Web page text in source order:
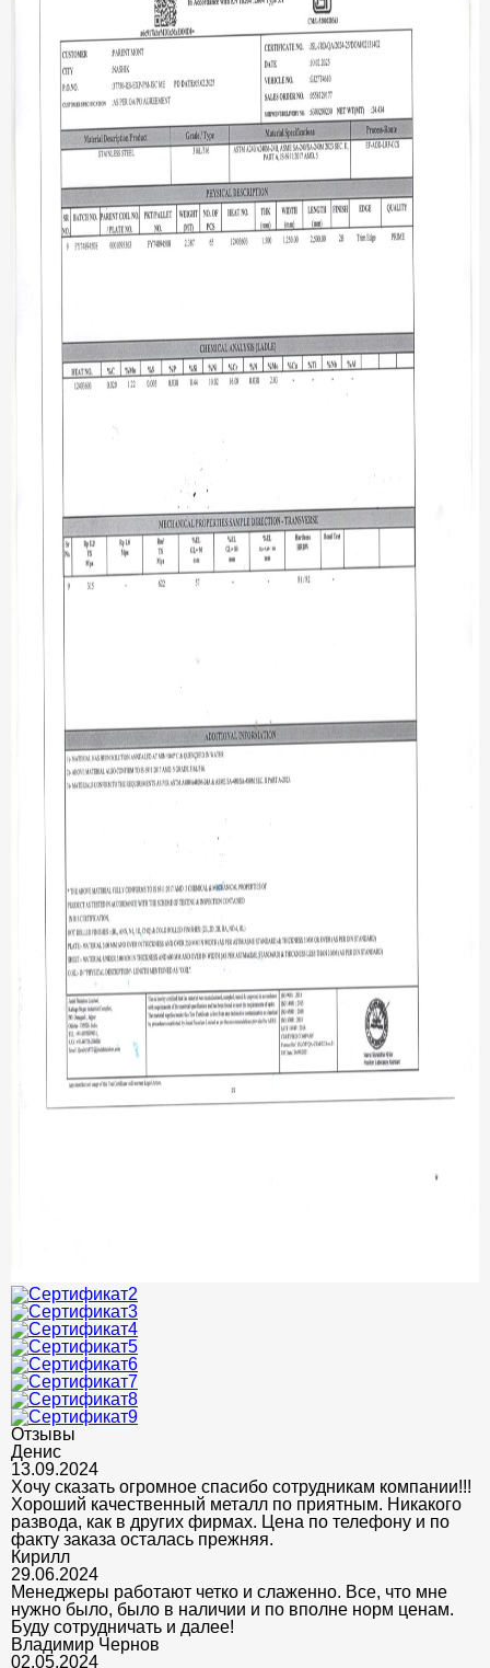
Отзывы
Денис
13.09.2024
Хочу сказать огромное спасибо сотрудникам компании!!!
Хороший качественный металл по приятным. Никакого
развода, как в других фирмах. Цена по телефону и по
факту заказа осталась прежняя.
Кирилл
29.06.2024
Менеджеры работают четко и слаженно. Все, что мне
нужно было, было в наличии и по вполне норм ценам.
Буду сотрудничать и далее!
Владимир Чернов
02.05.2024